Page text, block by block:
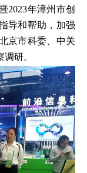
2023年漳州市创
导和帮助，加强
京市科委、中关
研。